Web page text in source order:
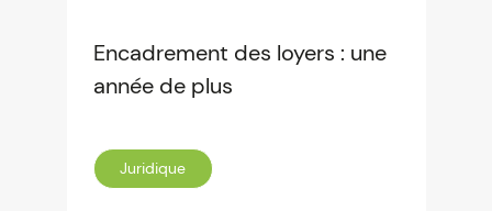
Encadrement des loyers : une
année de plus
Juridique